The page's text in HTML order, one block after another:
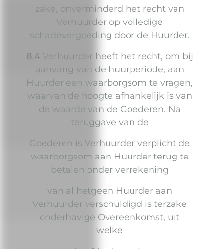
zake, onverminderd het recht van
Verhuurder op volledige
schadevergoeding door de Huurder.
8.4Verhuurder heeft het recht, om bij
aanvang van de huurperiode, aan
Huurder een waarborgsom te vragen,
waarvan de hoogte afhankelijk is van
de waarde van de Goederen. Na
teruggave van de
Goederen is Verhuurder verplicht de
waarborgsom aan Huurder terug te
betalen onder verrekening
van al hetgeen Huurder aan
Verhuurder verschuldigd is terzake
onderhavige Overeenkomst, uit
welke